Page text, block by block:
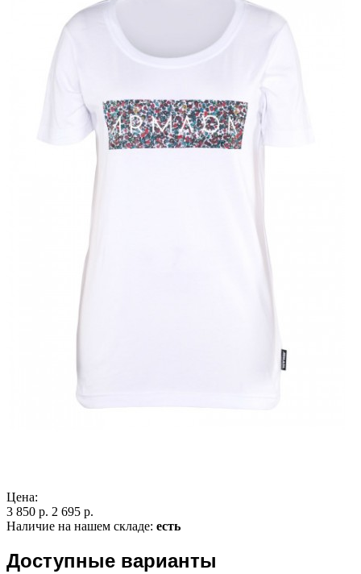
Цена:
3 850 р. 2 695 р.
Наличие на нашем складе: есть
Доступные варианты